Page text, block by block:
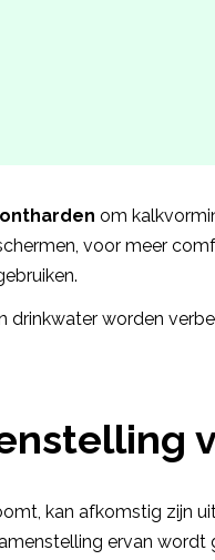
om
voor meer
drinkwater worden
kan afkomstig zijn
ervan